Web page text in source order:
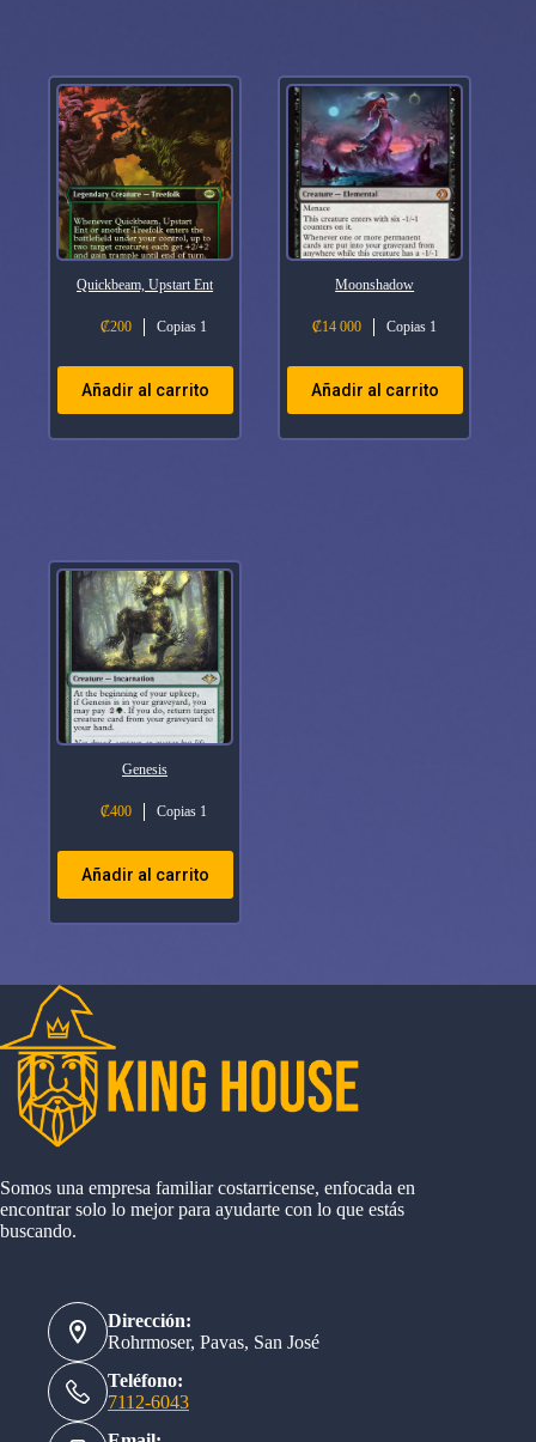
Quickbeam, Upstart Ent
₡200 Copias 1
Añadir al carrito
Moonshadow
₡14 000 Copias 1
Añadir al carrito
Genesis
₡400 Copias 1
Añadir al carrito
Somos una empresa familiar costarricense, enfocada en
encontrar solo lo mejor para ayudarte con lo que estás
buscando.
Dirección:
Rohrmoser, Pavas, San José
Teléfono:
7112-6043